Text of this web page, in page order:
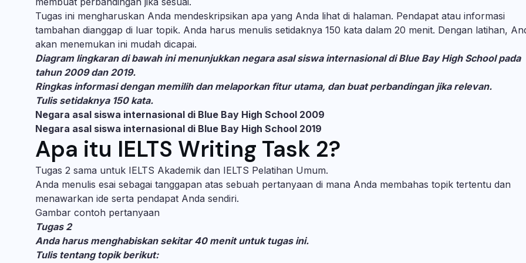
Tugas ini mengharuskan Anda mendeskripsikan apa yang Anda lihat di halaman. Pendapat atau informasi
tambahan dianggap di luar topik. Anda harus menulis setidaknya 150 kata dalam 20 menit. Dengan latihan,
akan menemukan ini mudah dicapai.
Diagram lingkaran di bawah ini menunjukkan negara asal siswa internasional di Blue Bay High School pada
tahun 2009 dan 2019.
Ringkas informasi dengan memilih dan melaporkan fitur utama, dan buat perbandingan jika relevan.
Tulis setidaknya 150 kata.
Negara asal siswa internasional di Blue Bay High School 2009
Negara asal siswa internasional di Blue Bay High School 2019
Apa itu IELTS Writing Task 2?
Tugas 2 sama untuk IELTS Akademik dan IELTS Pelatihan Umum.
Anda menulis esai sebagai tanggapan atas sebuah pertanyaan di mana Anda membahas topik tertentu dan
menawarkan ide serta pendapat Anda sendiri.
Gambar contoh pertanyaan
Tugas 2
Anda harus menghabiskan sekitar 40 menit untuk tugas ini.
Tulis tentang topik berikut: